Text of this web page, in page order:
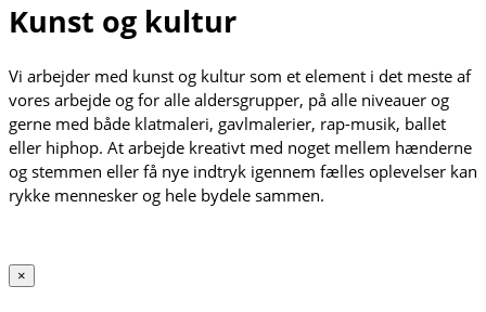
Kunst og kultur
Vi arbejder med kunst og kultur som et element i det meste af
vores arbejde og for alle aldersgrupper, på alle niveauer og
gerne med både klatmaleri, gavlmalerier, rap-musik, ballet
eller hiphop. At arbejde kreativt med noget mellem hænderne
og stemmen eller få nye indtryk igennem fælles oplevelser kan
rykke mennesker og hele bydele sammen.
×